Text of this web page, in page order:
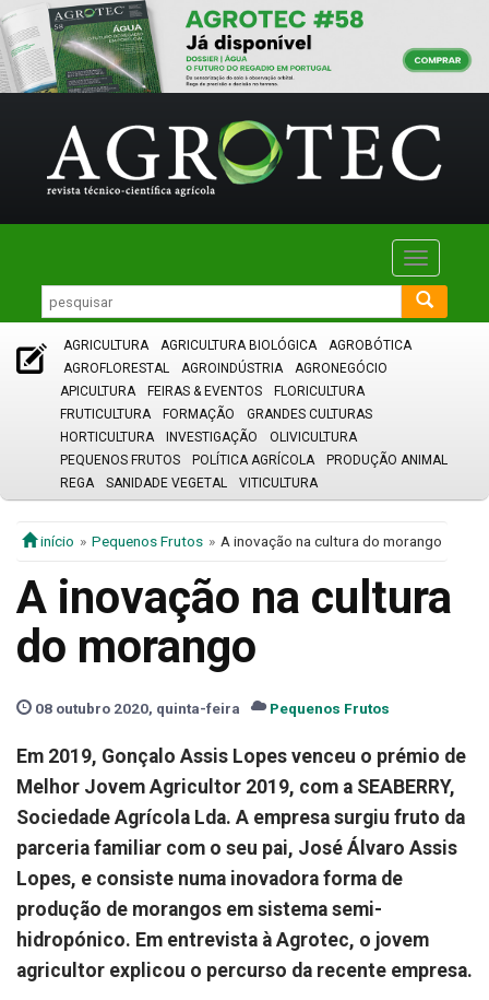
Toggle
AGRICULTURA AGRICULTURA BIOLÓGICA
AGROBÓTICA
AGROFLORESTAL
AGROINDÚSTRIA
AGRONEGÓCIO
APICULTURA
FEIRAS & EVENTOS
FLORICULTURA
FRUTICULTURA
FORMAÇÃO
GRANDES CULTURAS
HORTICULTURA
INVESTIGAÇÃO
OLIVICULTURA
PEQUENOS FRUTOS
POLÍTICA AGRÍCOLA
PRODUÇÃO ANIMAL
REGA
SANIDADE VEGETAL VITICULTURA
início Pequenos Frutos A inovação na cultura do morango
A inovação na cultura
do morango
08 outubro 2020, quinta-feira Pequenos Frutos
Em 2019, Gonçalo Assis Lopes venceu o prémio de
Melhor Jovem Agricultor 2019, com a SEABERRY,
Sociedade Agrícola Lda. A empresa surgiu fruto da
parceria familiar com o seu pai, José Álvaro Assis
Lopes, e consiste numa inovadora forma de
produção de morangos em sistema semi-
hidropónico. Em entrevista à Agrotec, o jovem
agricultor explicou o percurso da recente empresa.